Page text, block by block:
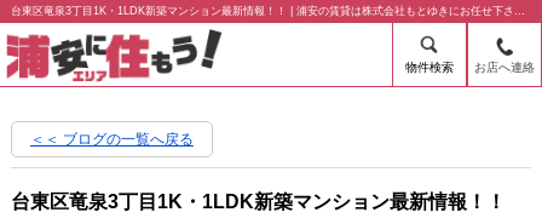
台東区竜泉3丁目1K・1LDK新築マンション最新情報！！ | 浦安の賃貸は株式会社もとゆきにお任せ下さい！
物件検索 お店へ連絡
＜＜ ブログの一覧へ戻る
台東区竜泉3丁目1K・1LDK新築マンション最新情報！！